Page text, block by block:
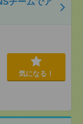
気になる！